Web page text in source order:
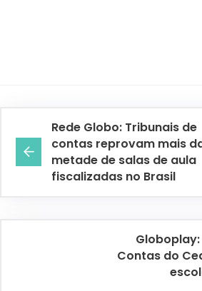
Rede Globo: Tribunais de
contas reprovam mais
metade de salas de aula
fiscalizadas no Brasil
Contas do